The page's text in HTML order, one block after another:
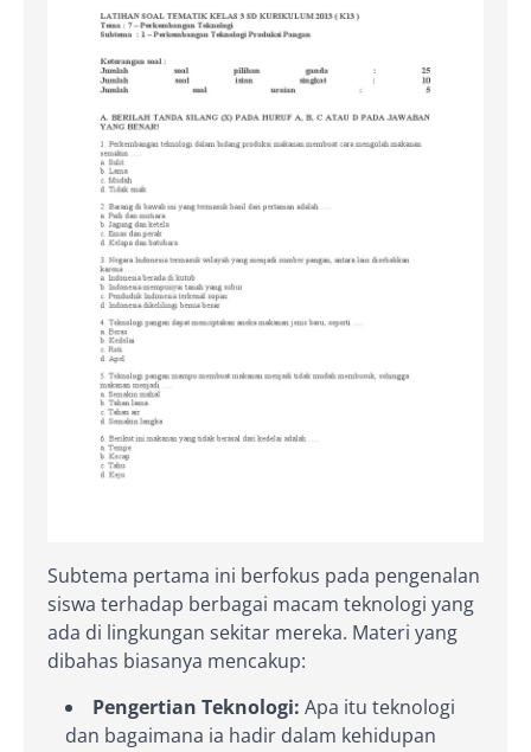
Subtema pertama ini berfokus pada pengenalan
siswa terhadap berbagai macam teknologi yang
ada di lingkungan sekitar mereka. Materi yang
dibahas biasanya mencakup:
Pengertian Teknologi: Apa itu teknologi
dan bagaimana ia hadir dalam kehidupan